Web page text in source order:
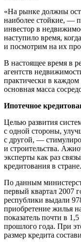
«На рынке должны
наиболее стойкие, —
инвестор в
наступило время,
и посмотрим на их
В настоящее время в
агентств
практически в
основная масса
Ипотечное
Целью развития
с одной стороны,
с другой, —
и строительства.
эксперты как раз
кредитования в стране.
По данным
первый квартал 2007
республики выдали
приобретение жилья
показатель почти в
прошлого года. При
размер кредита